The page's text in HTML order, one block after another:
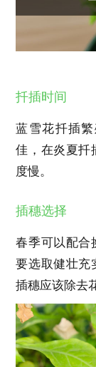
扦插时间
蓝雪花扦插
佳，在炎夏扦
度慢。
插穗选择
春季可以配合
要选取健壮充
插穗应该除去